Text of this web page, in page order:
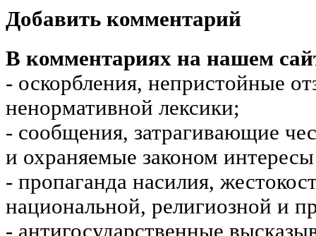
Добавить комментарий
В комментариях на нашем
- оскорбления, непристойные
ненормативной лексики;
- сообщения, затрагивающие
и охраняемые законом
- пропаганда насилия,
национальной, религиозной и